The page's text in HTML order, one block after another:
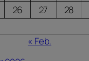
26 27 28
« Feb.